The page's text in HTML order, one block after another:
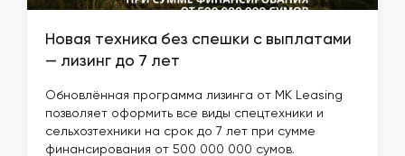
Новая техника без спешки с выплатами
— лизинг до 7 лет
Обновлённая программа лизинга от MK Leasing
позволяет оформить все виды спецтехники и
сельхозтехники на срок до 7 лет при сумме
финансирования от 500 000 000 сумов.